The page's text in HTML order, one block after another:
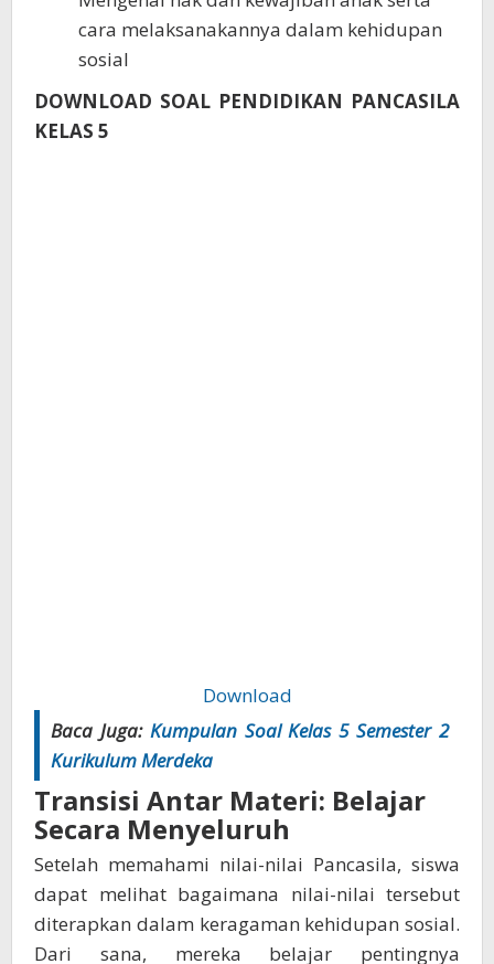
cara melaksanakannya dalam kehidupan
sosial
DOWNLOAD SOAL PENDIDIKAN PANCASILA
KELAS 5
Download
Baca Juga: Kumpulan Soal Kelas 5 Semester 2
Kurikulum Merdeka
Transisi Antar Materi: Belajar
Secara Menyeluruh
Setelah memahami nilai-nilai Pancasila, siswa
dapat melihat bagaimana nilai-nilai tersebut
diterapkan dalam keragaman kehidupan sosial.
Dari sana, mereka belajar pentingnya